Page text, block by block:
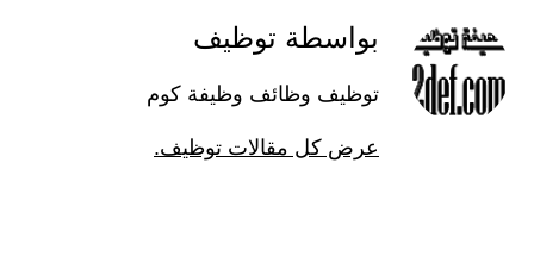
بواسطة توظيف
توظيف وظائف وظيفة كوم
عرض كل مقالات توظيف.